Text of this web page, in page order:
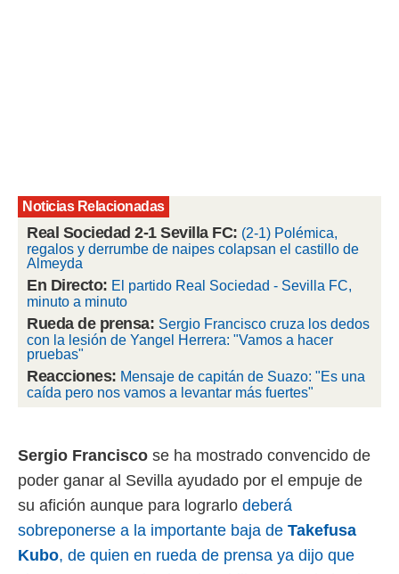
de que
sean
el sitio
para
ni para
o
Puedes
acceder a
web a
abono
Noticias Relacionadas
Real Sociedad 2-1 Sevilla FC: (2-1) Polémica,
regalos y derrumbe de naipes colapsan el castillo de
Almeyda
En Directo: El partido Real Sociedad - Sevilla FC,
minuto a minuto
Rueda de prensa: Sergio Francisco cruza los dedos
con la lesión de Yangel Herrera: "Vamos a hacer
pruebas"
Reacciones: Mensaje de capitán de Suazo: " Es una
caída pero nos vamos a levantar más fuertes"
Sergio Francisco se ha mostrado convencido de
poder ganar al Sevilla ayudado por el empuje de
su afición aunque para lograrlo deberá
sobreponerse a la importante baja de Takefusa
Kubo, de quien en rueda de prensa ya dijo que